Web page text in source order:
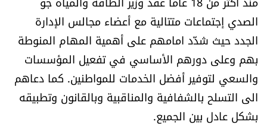
آراء
اقتصاد
العالم
الصحافة الإسرائيلية
الصدي إجتماعات متتالية مع أعضاء مجالس الإدارة
الجدد حيث شدّد امامهم على أهمية المهام المنوطة
بهم وعلى دورهم الأساسي في تفعيل المؤسسات
والسعي لتوفير أفضل الخدمات للمواطنين. كما دعاهم
الى التسلح بالشفافية والمناقبية وبالقانون وتطبيقه
بشكل عادل بين الجميع.